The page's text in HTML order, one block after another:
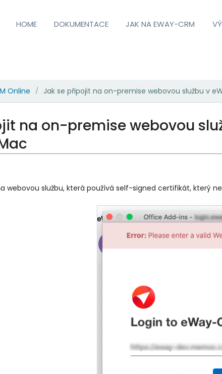
HOME DOKUMENTACE JAK NA EWAY-CRM
Online / Jak se připojit na on-premise webovou službu v
na on-premise webovou
webovou službu, která používá self-signed certifikát, který